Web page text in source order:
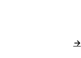
→